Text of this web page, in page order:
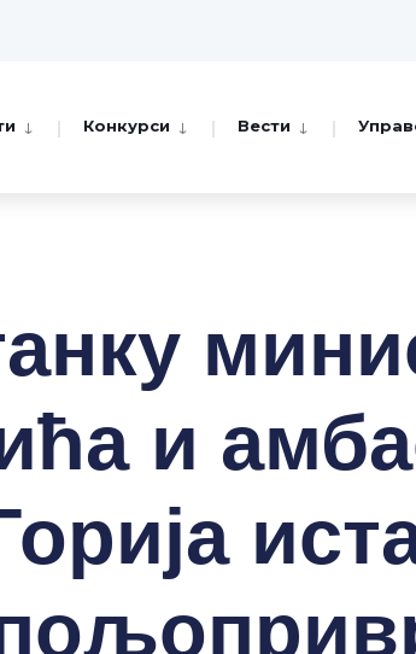
Конкурси Вести
и